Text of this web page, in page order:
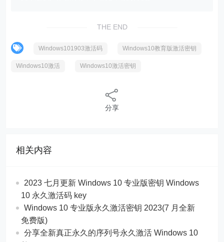
THE END
Windows101903激活码 Windows10教育版激活密钥
Windows10激活 Windows10激活密钥
分享
相关内容
2023 七月更新 Windows 10 专业版密钥 Windows
10 永久激活码 key
Windows 10 专业版永久激活密钥 2023(7 月全新
免费版)
分享全新真正永久的序列号永久激活 Windows 10